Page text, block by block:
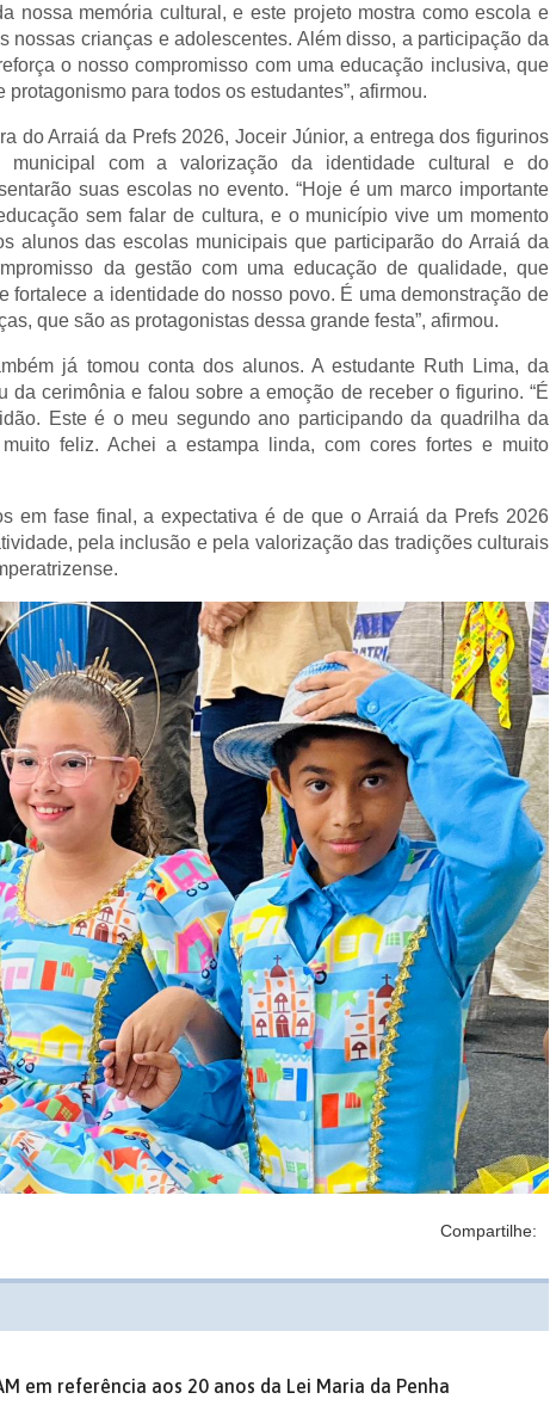
nossa memória cultural, e este projeto mostra como escola e
nossas crianças e adolescentes. Além disso, a participação da
o nosso compromisso com uma educação inclusiva, que
para todos os estudantes”, afirmou.
do Arraiá da Prefs 2026, Joceir Júnior, a entrega dos figurinos
municipal com a valorização da identidade cultural e do
suas escolas no evento. “Hoje é um marco importante
sem falar de cultura, e o município vive um momento
alunos das escolas municipais que participarão do Arraiá da
da gestão com uma educação de qualidade, que
fortalece a identidade do nosso povo. É uma demonstração de
que são as protagonistas dessa grande festa”, afirmou.
já tomou conta dos alunos. A estudante Ruth Lima, da
da cerimônia e falou sobre a emoção de receber o figurino. “É
Este é o meu segundo ano participando da quadrilha da
feliz. Achei a estampa linda, com cores fortes e muito
em fase final, a expectativa é de que o Arraiá da Prefs 2026
pela inclusão e pela valorização das tradições culturais
Compartilhe:
em referência aos 20 anos da Lei Maria da Penha